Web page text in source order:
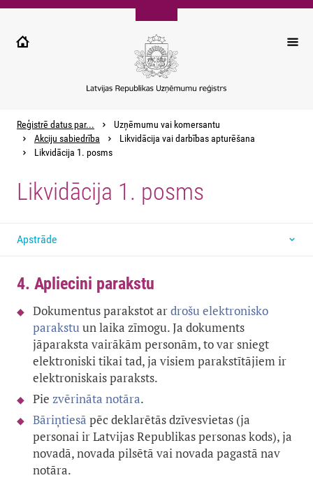
Pārlekt
galveno
Reģistrē datus par...
Uzņēmumu vai komersantu
Akciju sabiedrība
Likvidācija vai darbības apturēšana
Likvidācija 1. posms
Likvidācija 1. posms
Apstrāde
4. Apliecini parakstu
Dokumentus parakstot ardrošu elektronisko
parakstu un laika zīmogu. Ja dokuments
jāparaksta vairākām personām, to var sniegt
elektroniski tikai tad, ja visiem parakstītājiem ir
elektroniskais paraksts.
Pie zvērināta notāra.
Bāriņtiesā pēc deklarētās dzīvesvietas (ja
personai ir Latvijas Republikas personas kods), ja
novadā, novada pilsētā vai novada pagastā nav
notāra.